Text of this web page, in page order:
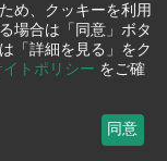
め、クッキーを利用
場合は「同意」ボタ
「詳細を見る」をク
イトポリシー をご確
同意